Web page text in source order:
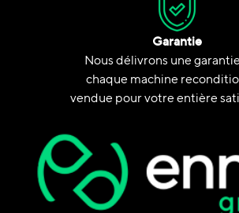
Garantie
Nous délivrons une
chaque machine
vendue pour votre entière